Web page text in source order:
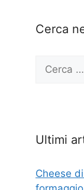
Cerca
per:
Ultimi
Cheese